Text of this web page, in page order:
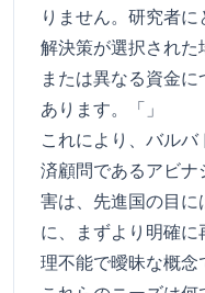
りません。研究者
解決策が選択され
または異なる資金
あります。「」
これにより、バル
済顧問であるアビ
害は、先進国の目
に、まずより明確
理不能で曖昧な概念